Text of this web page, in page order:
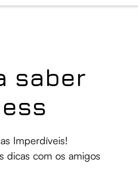
saber
Imperdíveis!
dicas com os amigos